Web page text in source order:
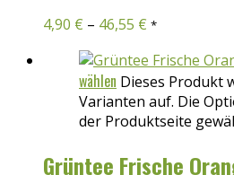
4,90 € – 46,55 € *
wählen Dieses Produkt
Varianten auf. Die
der Produktseite
Grüntee Frische